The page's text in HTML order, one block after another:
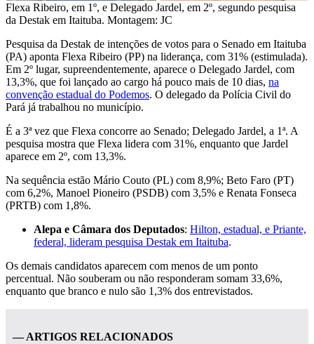
Flexa Ribeiro, em 1º, e Delegado Jardel, em 2º, segundo pesquisa
da Destak em Itaituba. Montagem: JC
Pesquisa da Destak de intenções de votos para o Senado em Itaituba
(PA) aponta Flexa Ribeiro (PP) na liderança, com 31% (estimulada).
Em 2º lugar, supreendentemente, aparece o Delegado Jardel, com
13,3%, que foi lançado ao cargo há pouco mais de 10 dias, na
convenção estadual do Podemos. O delegado da Polícia Civil do
Pará já trabalhou no município.
É a 3ª vez que Flexa concorre ao Senado; Delegado Jardel, a 1ª. A
pesquisa mostra que Flexa lidera com 31%, enquanto que Jardel
aparece em 2º, com 13,3%.
Na sequência estão Mário Couto (PL) com 8,9%; Beto Faro (PT)
com 6,2%, Manoel Pioneiro (PSDB) com 3,5% e Renata Fonseca
(PRTB) com 1,8%.
Alepa e Câmara dos Deputados: Hilton, estadual, e Priante,
federal, lideram pesquisa Destak em Itaituba.
Os demais candidatos aparecem com menos de um ponto
percentual. Não souberam ou não responderam somam 33,6%,
enquanto que branco e nulo são 1,3% dos entrevistados.
— ARTIGOS RELACIONADOS